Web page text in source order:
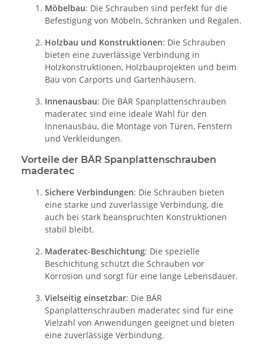
Möbelbau: Die Schrauben sind perfekt für die
Befestigung von Möbeln, Schränken und Regalen.
Holzbau und Konstruktionen: Die Schrauben
bieten eine zuverlässige Verbindung in
Holzkonstruktionen, Holzbauprojekten und beim
Bau von Carports und Gartenhäusern.
Innenausbau: Die BÄR Spanplattenschrauben
maderatec sind eine ideale Wahl für den
Innenausbau, die Montage von Türen, Fenstern
und Verkleidungen.
Vorteile der BÄR Spanplattenschrauben
maderatec
Sichere Verbindungen: Die Schrauben bieten
eine starke und zuverlässige Verbindung, die
auch bei stark beanspruchten Konstruktionen
stabil bleibt.
Maderatec-Beschichtung: Die spezielle
Beschichtung schützt die Schrauben vor
Korrosion und sorgt für eine lange Lebensdauer.
Vielseitig einsetzbar: Die BÄR
Spanplattenschrauben maderatec sind für eine
Vielzahl von Anwendungen geeignet und bieten
eine zuverlässige Verbindung.